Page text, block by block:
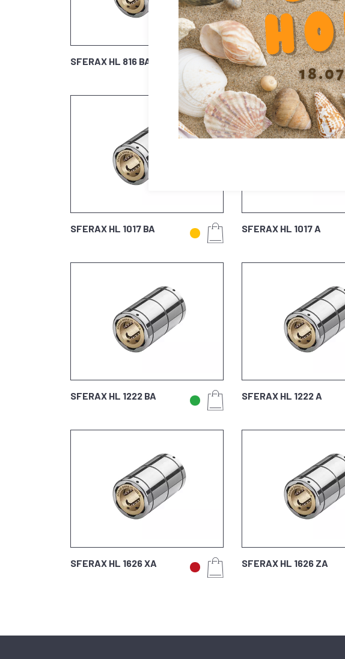
SFERAX HL 816 BA SFERAX HL 816 A
SFERAX HL 1017 BA SFERAX HL 1017 A
SFERAX HL 1222 BA SFERAX HL 1222 A
SFERAX HL 1626 XA SFERAX HL 1626 ZA